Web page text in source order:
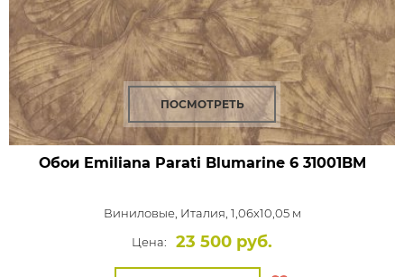
ПОСМОТРЕТЬ
Обои Emiliana Parati Blumarine 631001BM
Виниловые, Италия, 1,06x10,05 м
Цена:
23 500 руб.